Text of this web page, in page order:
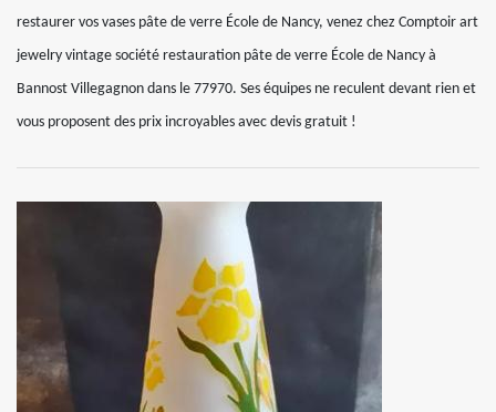
restaurer vos vases pâte de verre École de Nancy, venez chez Comptoir art
jewelry vintage société restauration pâte de verre École de Nancy à
Bannost Villegagnon dans le 77970. Ses équipes ne reculent devant rien et
vous proposent des prix incroyables avec devis gratuit !